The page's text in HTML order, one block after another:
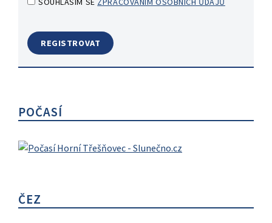
POČASÍ
ČEZ